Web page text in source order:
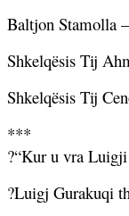
Baltjon Stamolla
Shkelqësis Tij
Shkelqësis Tij
***
?“Kur u vra Luigji
?Luigj Gurakuqi